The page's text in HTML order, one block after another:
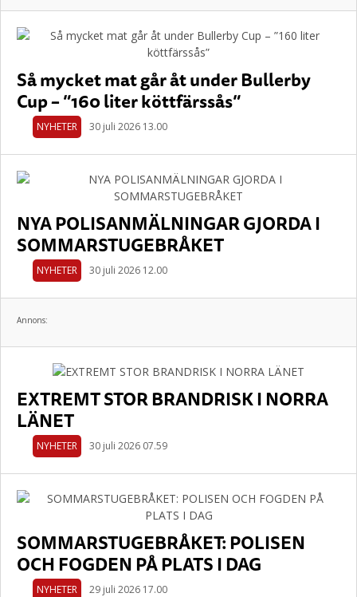
Så mycket mat går åt under Bullerby
Cup – ”160 liter köttfärssås”
NYHETER 30 juli 2026 13.00
NYA POLISANMÄLNINGAR GJORDA I
SOMMARSTUGEBRÅKET
NYHETER 30 juli 2026 12.00
Annons:
EXTREMT STOR BRANDRISK I NORRA
LÄNET
NYHETER 30 juli 2026 07.59
SOMMARSTUGEBRÅKET: POLISEN
OCH FOGDEN PÅ PLATS I DAG
NYHETER 29 juli 2026 17.00